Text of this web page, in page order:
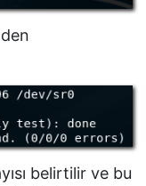
belirtilir ve bu